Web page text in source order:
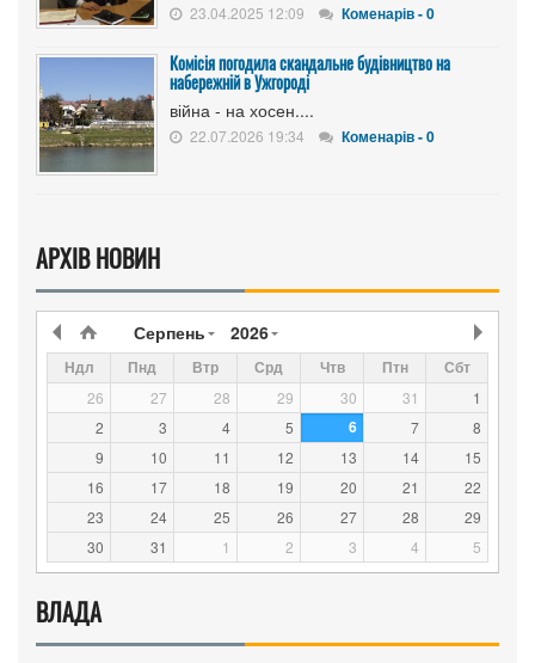
23.04.2025 12:09 Коменарів - 0
Комісія погодила скандальне будівництво на
набережній в Ужгороді
війна - на хосен....
22.07.2026 19:34 Коменарів - 0
АРХІВ НОВИН
Серпень 2026
Ндл Пнд Втр Срд Чтв Птн Сбт
26 27 28 29 30 31
1
2
3 4 5 6 7
8
9
10 11 12 13 14
15
16
17 18 19 20 21
22
23
24 25 26 27 28
29
30
31 1 2 3 4 5
ВЛАДА